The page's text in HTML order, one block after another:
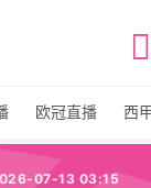
欧冠直播 西
07-13 03:15